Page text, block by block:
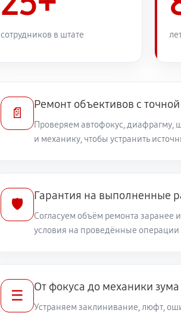
Устранение механических
Ремонт электроники объектива
Ремонт шлейфа оптического
Ремонт механических узлов
сотрудников в штате
📄
Ремонт объективов с
Проверяем автофокус, диафрагму,
и механику, чтобы устранить
🛡️
Гарантия на выполненные
Согласуем объём ремонта заранее
условия на проведённые операции
☰
От фокуса до механики зума
Устраняем заклинивание, люфт,